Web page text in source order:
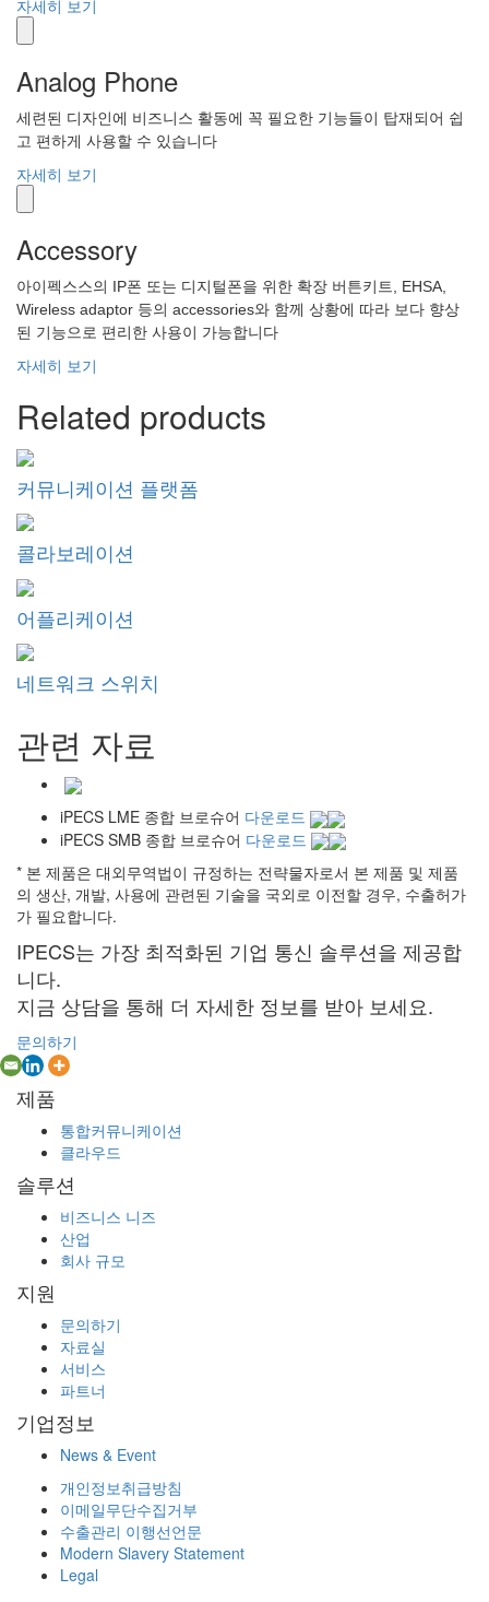
자세히 보기
Analog Phone
세련된 디자인에 비즈니스 활동에 꼭 필요한 기능들이 탑재되어 쉽
고 편하게 사용할 수 있습니다
자세히 보기
Accessory
아이펙스스의 IP폰 또는 디지털폰을 위한 확장 버튼키트, EHSA,
Wireless adaptor 등의 accessories와 함께 상황에 따라 보다 향상
된 기능으로 편리한 사용이 가능합니다
자세히 보기
Related products
커뮤니케이션 플랫폼
콜라보레이션
어플리케이션
네트워크 스위치
관련 자료
iPECS LME 종합 브로슈어 다운로드
iPECS SMB 종합 브로슈어 다운로드
* 본 제품은 대외무역법이 규정하는 전략물자로서 본 제품 및 제품
의 생산, 개발, 사용에 관련된 기술을 국외로 이전할 경우, 수출허가
가 필요합니다.
IPECS는 가장 최적화된 기업 통신 솔루션을 제공합
니다.
지금 상담을 통해 더 자세한 정보를 받아 보세요.
문의하기
제품
통합커뮤니케이션
클라우드
솔루션
비즈니스 니즈
산업
회사 규모
지원
문의하기
자료실
서비스
파트너
기업정보
News & Event
개인정보취급방침
이메일무단수집거부
수출관리 이행선언문
Modern Slavery Statement
Legal